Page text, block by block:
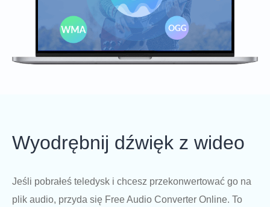
Wyodrębnij dźwięk z wideo
Jeśli pobrałeś teledysk i chcesz przekonwertować go na
plik audio, przyda się Free Audio Converter Online. To